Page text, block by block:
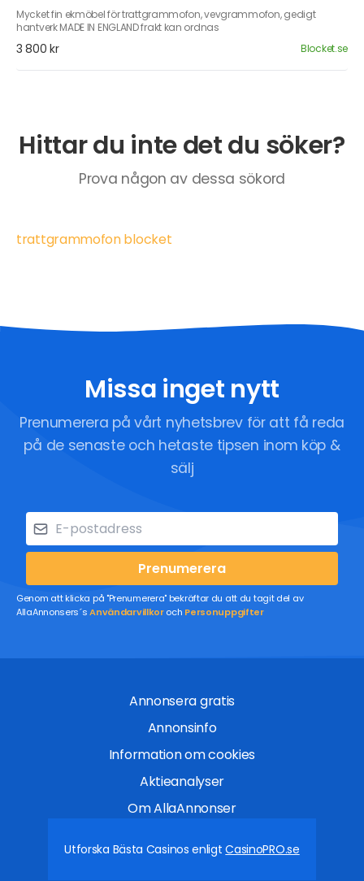
Mycket fin ekmöbel för trattgrammofon, vevgrammofon, gedigt
hantverk MADE IN ENGLAND frakt kan ordnas
3 800 kr Blocket.se
Hittar du inte det du söker?
Prova någon av dessa sökord
trattgrammofon blocket
Missa inget nytt
Prenumerera på vårt nyhetsbrev för att få reda
på de senaste och hetaste tipsen inom köp &
sälj
Prenumerera
Genom att klicka på "Prenumerera" bekräftar du att du tagit del av
AllaAnnonsers´sAnvändarvillkoroch Personuppgifter
Annonsera gratis
Annonsinfo
Information om cookies
Aktieanalyser
Om AllaAnnonser
Utforska Bästa Casinos enligtCasinoPRO.se